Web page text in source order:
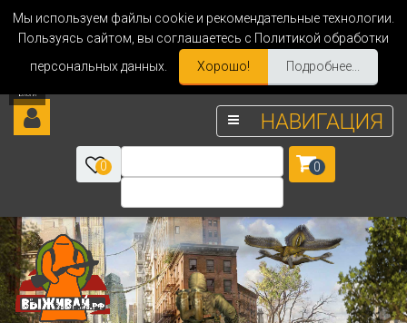
Мы используем файлы cookie и рекомендательные технологии.
Пользуясь сайтом, вы соглашаетесь с Политикой обработки
персональных данных.
Хорошо! Подробнее...
НАВИГАЦИЯ
0 0